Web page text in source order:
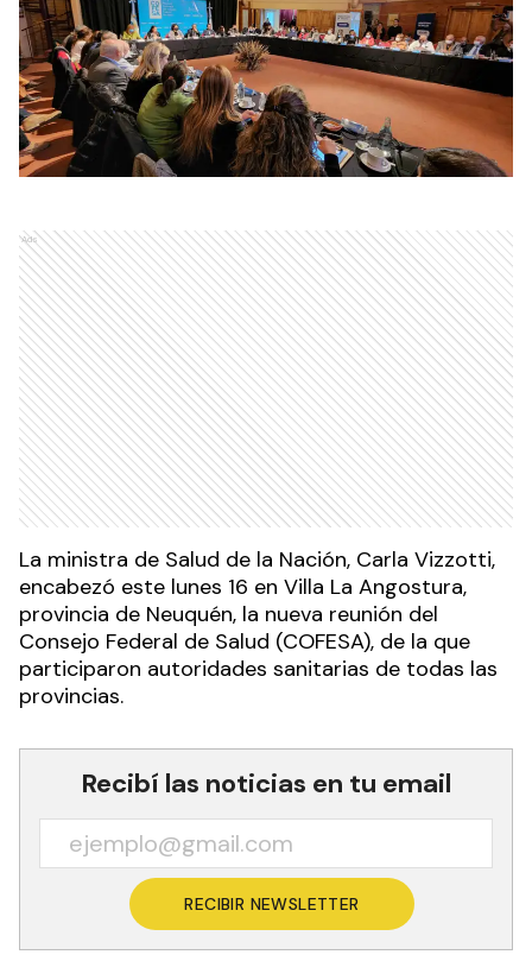
Ads
La ministra de Salud de la Nación, Carla Vizzotti,
encabezó este lunes 16 en Villa La Angostura,
provincia de Neuquén, la nueva reunión del
Consejo Federal de Salud (COFESA), de la que
participaron autoridades sanitarias de todas las
provincias.
Recibí las noticias en tu email
RECIBIR NEWSLETTER